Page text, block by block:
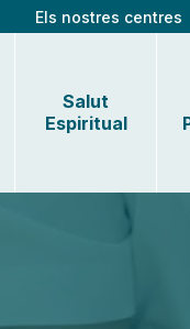
Els nostres centres
Salut
Espiritual